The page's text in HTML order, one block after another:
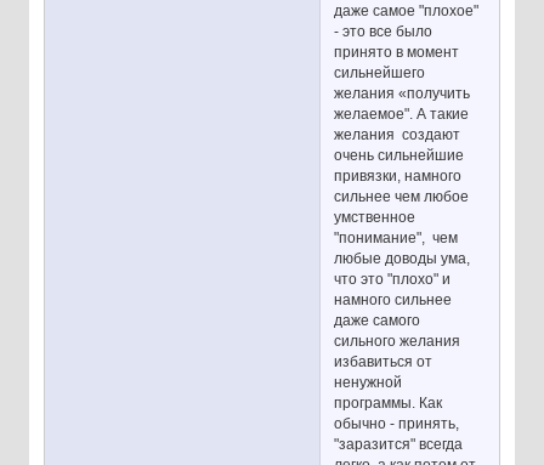
даже самое "плохое"
- это все было
принято в момент
сильнейшего
желания «получить
желаемое". А такие
желания создают
очень сильнейшие
привязки, намного
сильнее чем любое
умственное
"понимание", чем
любые доводы ума,
что это "плохо" и
намного сильнее
даже самого
сильного желания
избавиться от
ненужной
программы. Как
обычно - принять,
"заразится" всегда